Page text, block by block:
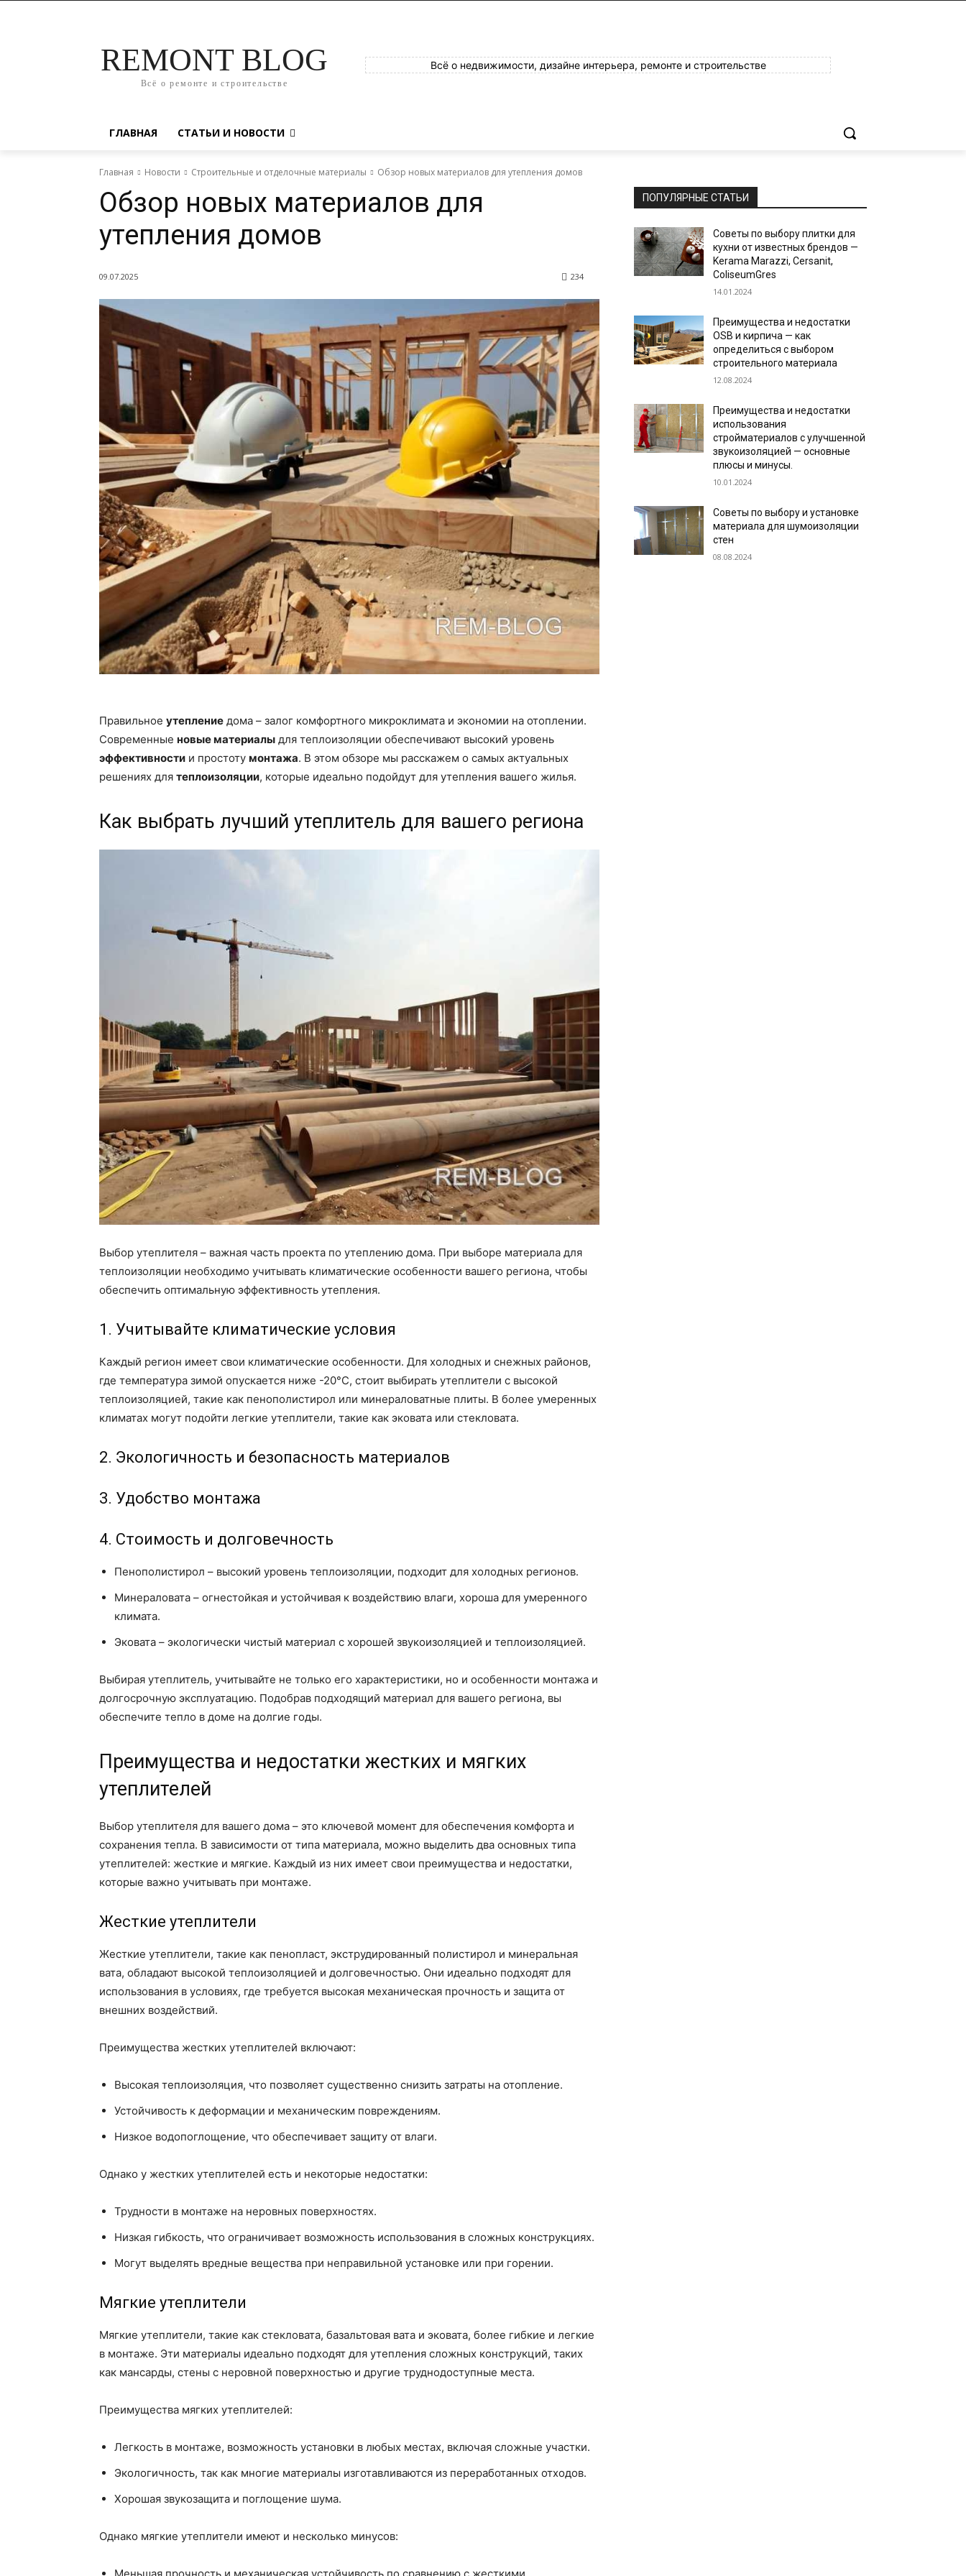
REMONT BLOG
Всё о ремонте и строительстве
Всё о недвижимости, дизайне интерьера, ремонте и строительстве
ГЛАВНАЯ СТАТЬИ И НОВОСТИ
Главная Новости Строительные и отделочные материалы Обзор новых материалов для утепления домов
Обзор новых материалов для
утепления домов
09.07.2025 234
Правильное утепление дома – залог комфортного микроклимата и экономии на отоплении.
Современные новые материалы для теплоизоляции обеспечивают высокий уровень
эффективности и простоту монтажа. В этом обзоре мы расскажем о самых актуальных
решениях для теплоизоляции, которые идеально подойдут для утепления вашего жилья.
Как выбрать лучший утеплитель для вашего региона
Выбор утеплителя – важная часть проекта по утеплению дома. При выборе материала для
теплоизоляции необходимо учитывать климатические особенности вашего региона, чтобы
обеспечить оптимальную эффективность утепления.
1. Учитывайте климатические условия
Каждый регион имеет свои климатические особенности. Для холодных и снежных районов,
где температура зимой опускается ниже -20°C, стоит выбирать утеплители с высокой
теплоизоляцией, такие как пенополистирол или минераловатные плиты. В более умеренных
климатах могут подойти легкие утеплители, такие как эковата или стекловата.
2. Экологичность и безопасность материалов
3. Удобство монтажа
4. Стоимость и долговечность
Пенополистирол – высокий уровень теплоизоляции, подходит для холодных регионов.
Минераловата – огнестойкая и устойчивая к воздействию влаги, хороша для умеренного
климата.
Эковата – экологически чистый материал с хорошей звукоизоляцией и теплоизоляцией.
Выбирая утеплитель, учитывайте не только его характеристики, но и особенности монтажа и
долгосрочную эксплуатацию. Подобрав подходящий материал для вашего региона, вы
обеспечите тепло в доме на долгие годы.
Преимущества и недостатки жестких и мягких
утеплителей
Выбор утеплителя для вашего дома – это ключевой момент для обеспечения комфорта и
сохранения тепла. В зависимости от типа материала, можно выделить два основных типа
утеплителей: жесткие и мягкие. Каждый из них имеет свои преимущества и недостатки,
которые важно учитывать при монтаже.
Жесткие утеплители
Жесткие утеплители, такие как пенопласт, экструдированный полистирол и минеральная
вата, обладают высокой теплоизоляцией и долговечностью. Они идеально подходят для
использования в условиях, где требуется высокая механическая прочность и защита от
внешних воздействий.
Преимущества жестких утеплителей включают:
Высокая теплоизоляция, что позволяет существенно снизить затраты на отопление.
Устойчивость к деформации и механическим повреждениям.
Низкое водопоглощение, что обеспечивает защиту от влаги.
Однако у жестких утеплителей есть и некоторые недостатки:
Трудности в монтаже на неровных поверхностях.
Низкая гибкость, что ограничивает возможность использования в сложных конструкциях.
Могут выделять вредные вещества при неправильной установке или при горении.
Мягкие утеплители
Мягкие утеплители, такие как стекловата, базальтовая вата и эковата, более гибкие и легкие
в монтаже. Эти материалы идеально подходят для утепления сложных конструкций, таких
как мансарды, стены с неровной поверхностью и другие труднодоступные места.
Преимущества мягких утеплителей:
Легкость в монтаже, возможность установки в любых местах, включая сложные участки.
Экологичность, так как многие материалы изготавливаются из переработанных отходов.
Хорошая звукозащита и поглощение шума.
Однако мягкие утеплители имеют и несколько минусов:
ПОПУЛЯРНЫЕ СТАТЬИ
Советы по выбору плитки для
кухни от известных брендов —
Kerama Marazzi, Cersanit,
ColiseumGres
14.01.2024
Преимущества и недостатки
OSB и кирпича — как
определиться с выбором
строительного материала
12.08.2024
Преимущества и недостатки
использования
стройматериалов с улучшенной
звукоизоляцией — основные
плюсы и минусы.
10.01.2024
Советы по выбору и установке
материала для шумоизоляции
стен
08.08.2024